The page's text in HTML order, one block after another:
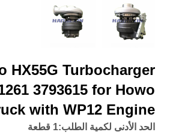
HX55G Turbocharger
3793615 for Howo
with WP12 Engine
الحد الأدنى لكمية الطلب:1 قطعة